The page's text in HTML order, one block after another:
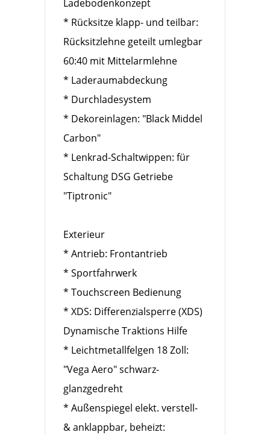
Ladebodenkonzept
* Rücksitze klapp- und teilbar:
Rücksitzlehne geteilt umlegbar
60:40 mit Mittelarmlehne
* Laderaumabdeckung
* Durchladesystem
* Dekoreinlagen: "Black Middel
Carbon"
* Lenkrad-Schaltwippen: für
Schaltung DSG Getriebe
"Tiptronic"
Exterieur
* Antrieb: Frontantrieb
* Sportfahrwerk
* Touchscreen Bedienung
* XDS: Differenzialsperre (XDS)
Dynamische Traktions Hilfe
* Leichtmetallfelgen 18 Zoll:
"Vega Aero" schwarz-
glanzgedreht
* Außenspiegel elekt. verstell-
& anklappbar, beheizt: